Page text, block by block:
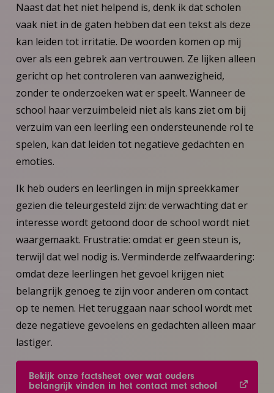
Naast dat het niet helpend is, denk ik dat scholen
vaak niet in de gaten hebben dat een tekst als deze
kan leiden tot irritatie. De woorden komen op mij
over als een gebrek aan vertrouwen. Ze lijken alleen
gericht op het controleren van aanwezigheid,
zonder te onderzoeken wat er speelt. Wanneer de
school haar verzuimbeleid niet als kans ziet om bij
verzuim van een leerling een ondersteunende rol te
spelen, kan dat leiden tot negatieve gedachten en
emoties.
Ik heb ouders en leerlingen in mijn spreekkamer
gezien die teleurgesteld zijn: de verwachting dat er
interesse wordt getoond door de school wordt niet
waargemaakt. Frustratie: omdat er geen steun is,
terwijl dat wel nodig is. Verminderde zelfwaardering:
omdat deze leerlingen het gevoel krijgen niet
belangrijk genoeg te zijn voor anderen om contact
op te nemen. Het teruggaan naar school wordt met
deze negatieve gevoelens en gedachten alleen maar
lastiger.
Bekijk onze factsheet over wat ouders
belangrijk vinden in het contact met school